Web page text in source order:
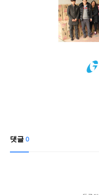
댓글0